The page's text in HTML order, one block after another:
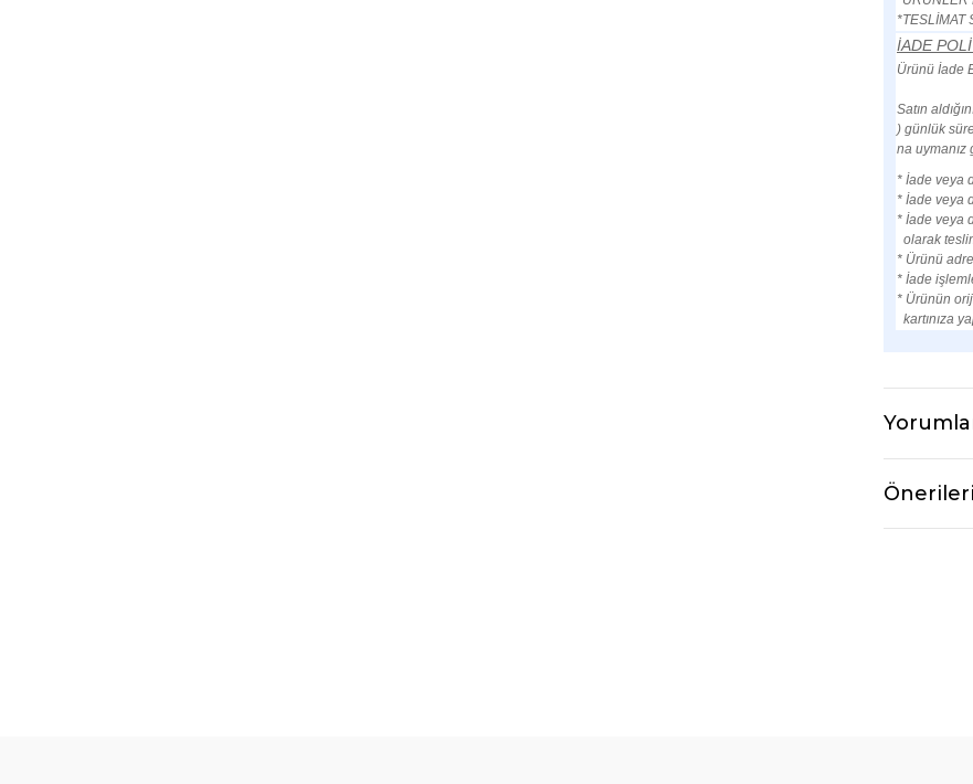
*TESLİMAT
İADE
Ürünü İade
Satın
) günlük
na uymanız
* İade veya
* İade veya
* İade veya
olarak
* Ürünü
* İade
* Ürünün
kartınıza